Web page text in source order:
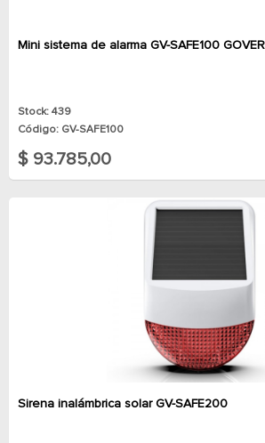
Mini sistema de alarma GV-SAFE100
Stock: 439
Código: GV-SAFE100
$ 93.785,00
Sirena inalámbrica solar GV-SAFE200